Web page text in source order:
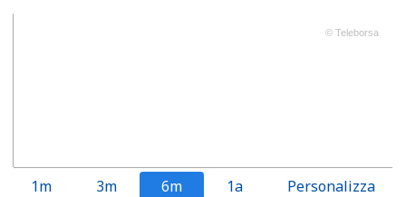
© Teleborsa
1m 3m 6m 1a Personalizza